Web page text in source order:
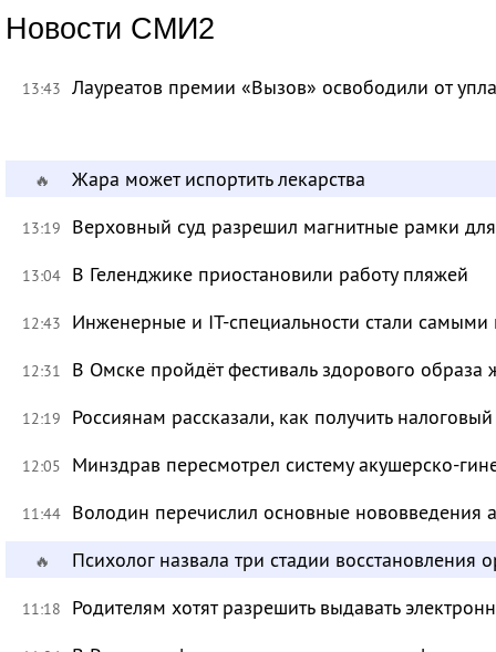
Новости СМИ2
13:43 Лауреатов премии «Вызов» освободили от
🔥 Жара может испортить лекарства
13:19 Верховный суд разрешил магнитные рамки
13:04 В Геленджике приостановили работу пляжей
12:43 Инженерные и IT-специальности стали
12:31 В Омске пройдёт фестиваль здорового
12:19 Россиянам рассказали, как получить
12:05 Минздрав пересмотрел систему акушерско-
11:44 Володин перечислил основные нововведения
🔥 Психолог назвала три стадии восстановления
11:18 Родителям хотят разрешить выдавать